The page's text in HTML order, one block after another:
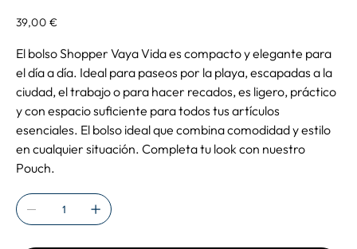
Precio
39,00 €
El bolso Shopper Vaya Vida es compacto y elegante para
el día a día. Ideal para paseos por la playa, escapadas a la
ciudad, el trabajo o para hacer recados, es ligero, práctico
y con espacio suficiente para todos tus artículos
esenciales. El bolso ideal que combina comodidad y estilo
en cualquier situación. Completa tu look con nuestro
Pouch.